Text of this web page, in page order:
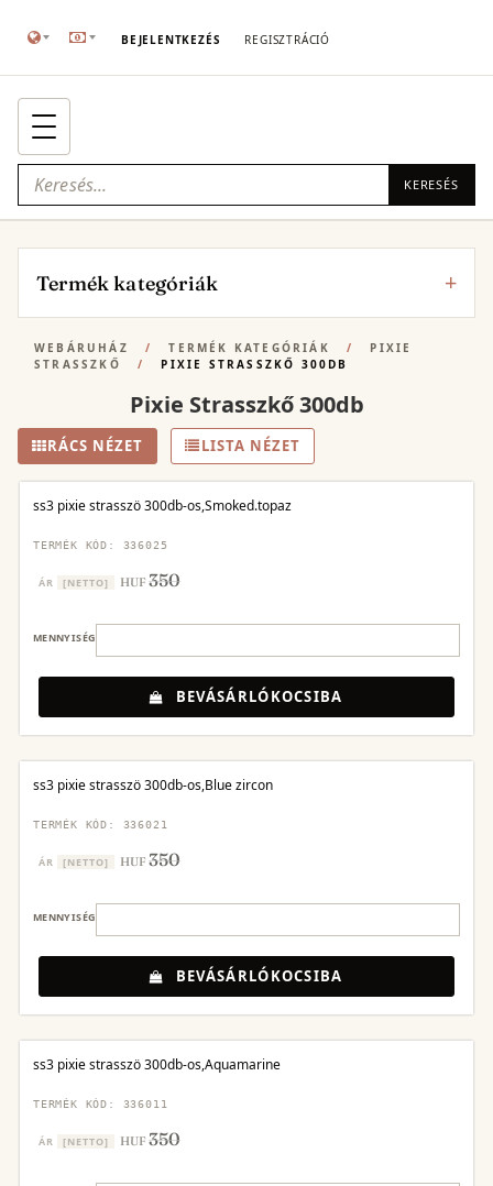
BEJELENTKEZÉS REGISZTRÁCIÓ
KERESÉS
Termék kategóriák
WEBÁRUHÁZ / TERMÉK KATEGÓRIÁK /
PIXIE
STRASSZKŐ
/ PIXIE STRASSZKŐ 300DB
Pixie Strasszkő 300db
RÁCS NÉZET LISTA NÉZET
ss3 pixie strasszö 300db-os,Smoked.topaz
TERMÉK KÓD: 336025
ÁR [NETTO] HUF350
MENNYISÉG
BEVÁSÁRLÓKOCSIBA
ss3 pixie strasszö 300db-os,Blue zircon
TERMÉK KÓD: 336021
ÁR [NETTO] HUF350
MENNYISÉG
BEVÁSÁRLÓKOCSIBA
ss3 pixie strasszö 300db-os,Aquamarine
TERMÉK KÓD: 336011
ÁR [NETTO] HUF350